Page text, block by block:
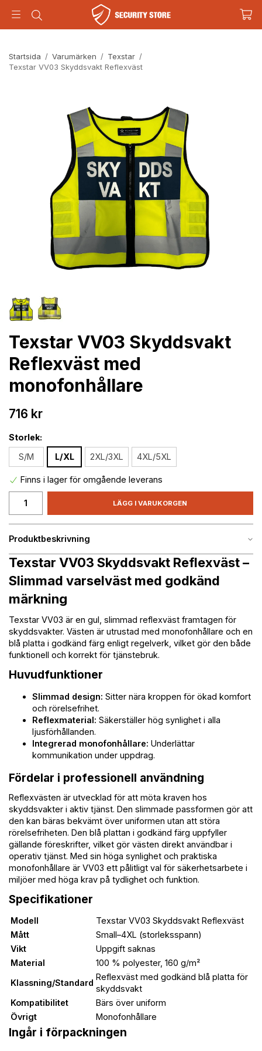
Startsida / Varumärken / Texstar /
Texstar VV03 Skyddsvakt Reflexväst
Texstar VV03 Skyddsvakt
Reflexväst med
monofonhållare
716 kr
Storlek:
S/M
L/XL 2XL/3XL 4XL/5XL
Finns i lager för omgående leverans
LÄGG I VARUKORGEN
Produktbeskrivning
Texstar VV03 Skyddsvakt Reflexväst –
Slimmad varselväst med godkänd
märkning
Texstar VV03 är en gul, slimmad reflexväst framtagen för
skyddsvakter. Västen är utrustad med monofonhållare och en
blå platta i godkänd färg enligt regelverk, vilket gör den både
funktionell och korrekt för tjänstebruk.
Huvudfunktioner
Slimmad design: Sitter nära kroppen för ökad komfort
och rörelsefrihet.
Reflexmaterial: Säkerställer hög synlighet i alla
ljusförhållanden.
Integrerad monofonhållare: Underlättar
kommunikation under uppdrag.
Fördelar i professionell användning
Reflexvästen är utvecklad för att möta kraven hos
skyddsvakter i aktiv tjänst. Den slimmade passformen gör att
den kan bäras bekvämt över uniformen utan att störa
rörelsefriheten. Den blå plattan i godkänd färg uppfyller
gällande föreskrifter, vilket gör västen direkt användbar i
operativ tjänst. Med sin höga synlighet och praktiska
monofonhållare är VV03 ett pålitligt val för säkerhetsarbete i
miljöer med höga krav på tydlighet och funktion.
Specifikationer
Modell
Texstar VV03 Skyddsvakt Reflexväst
Mått
Small–4XL (storleksspann)
Vikt
Uppgift saknas
Material
100 % polyester, 160 g/m²
Klassning/Standard
Reflexväst med godkänd blå platta för
skyddsvakt
Kompatibilitet
Bärs över uniform
Övrigt
Monofonhållare
Ingår i förpackningen